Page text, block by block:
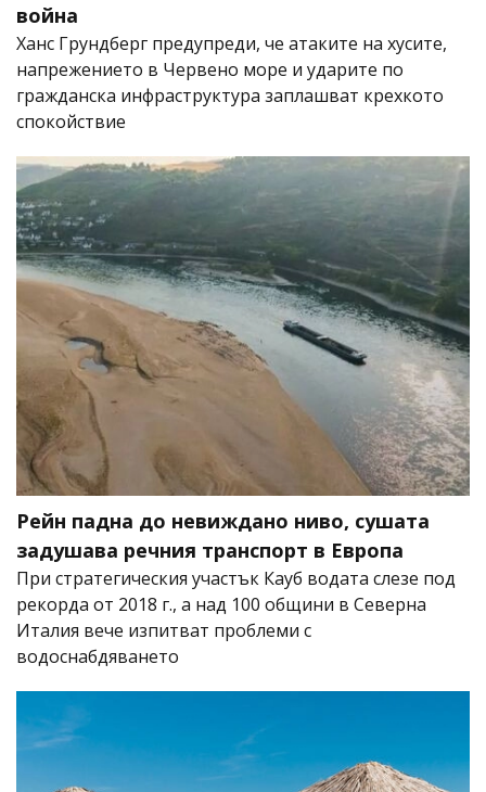
война
Ханс Грундберг предупреди, че атаките на хусите,
напрежението в Червено море и ударите по
гражданска инфраструктура заплашват крехкото
спокойствие
Рейн падна до невиждано ниво, сушата
задушава речния транспорт в Европа
При стратегическия участък Кауб водата слезе под
рекорда от 2018 г., а над 100 общини в Северна
Италия вече изпитват проблеми с
водоснабдяването